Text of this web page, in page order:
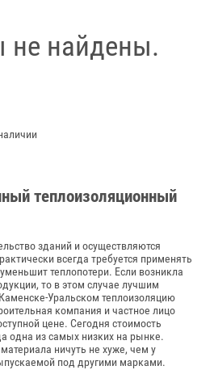
не найдены.
теплоизоляционный
зданий и осуществляются
всегда требуется применять
теплопотери. Если возникла
то в этом случае лучшим
Уральском теплоизоляцию
компания и частное лицо
цене. Сегодня стоимость
одна из самых низких на рынке.
ничуть не хуже, чем у
под другими марками.